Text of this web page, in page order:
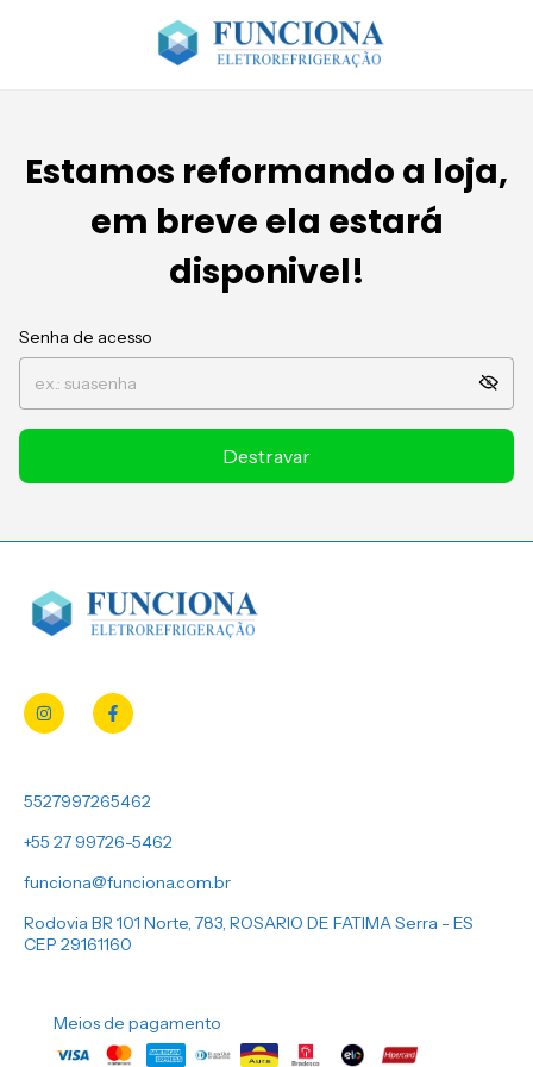
Estamos reformando a loja,
em breve ela estará
disponivel!
Senha de acesso
Destravar
5527997265462
+55 27 99726-5462
funciona@funciona.com.br
Rodovia BR 101 Norte, 783, ROSARIO DE FATIMA Serra - ES
CEP 29161160
Meios de pagamento